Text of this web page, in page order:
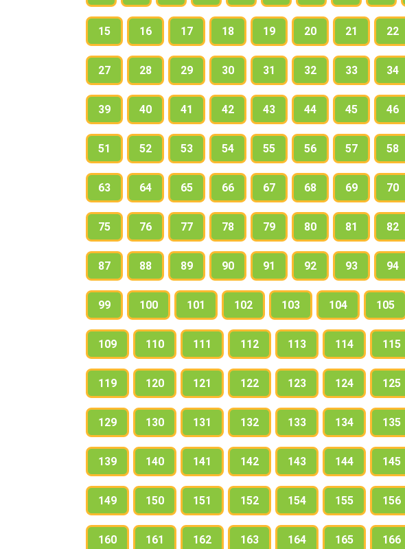
15 16 17 18 19 20 21 22
27 28 29 30 31 32 33 34
39 40 41 42 43 44 45 46
51 52 53 54 55 56 57 58
63 64 65 66 67 68 69 70
75 76 77 78 79 80 81 82
87 88 89 90 91 92 93 94
99 100 101 102 103 104 105
109 110 111 112 113 114 115
119 120 121 122 123 124 125
129 130 131 132 133 134 135
139 140 141 142 143 144 145
149 150 151 152 154 155 156
160 161 162 163 164 165 166